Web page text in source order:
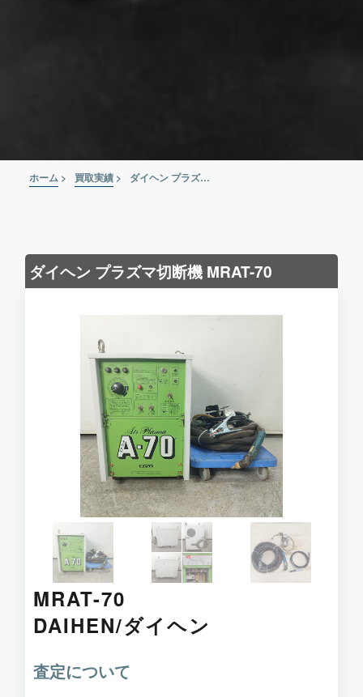
ホーム > 買取実績 > ダイヘン プラズマ切断機 MRAT-70
ダイヘン プラズマ切断機 MRAT-70
MRAT-70
DAIHEN/ダイヘン
査定について